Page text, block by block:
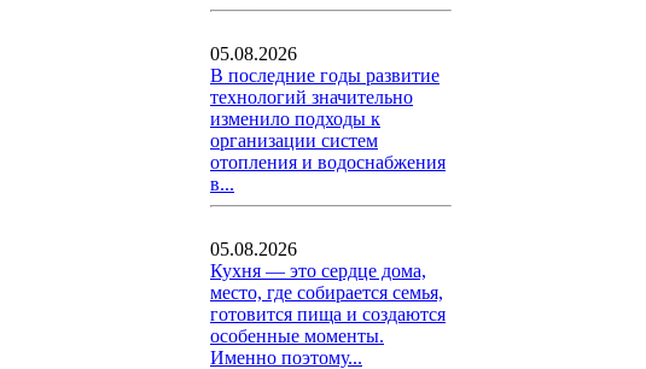
05.08.2026
В последние годы развитие
технологий значительно
изменило подходы к
организации систем
отопления и водоснабжения
в...
05.08.2026
Кухня — это сердце дома,
место, где собирается семья,
готовится пища и создаются
особенные моменты.
Именно поэтому...